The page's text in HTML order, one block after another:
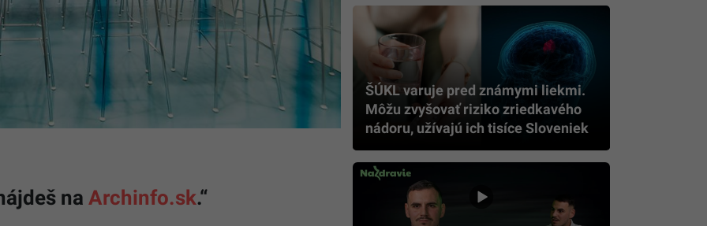
na Archinfo.sk.“
ŠÚKL varuje pred známymi liekmi.
Môžu zvyšovať riziko zriedkavého
nádoru, užívajú ich tisíce Sloveniek